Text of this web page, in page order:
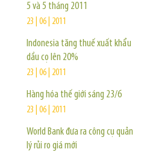
5 và 5 tháng 2011
23 | 06 | 2011
Indonesia tăng thuế xuất khẩu
dầu cọ lên 20%
23 | 06 | 2011
Hàng hóa thế giới sáng 23/6
23 | 06 | 2011
World Bank đưa ra công cụ quản
lý rủi ro giá mới